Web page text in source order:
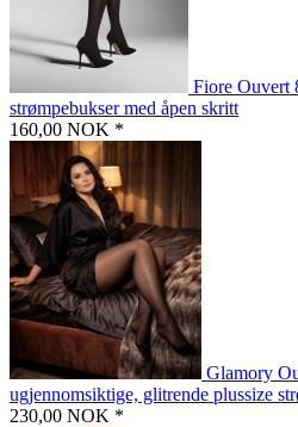
Fiore Ouvert
strømpebukser med åpen skritt
160,00 NOK *
Glamory
ugjennomsiktige, glitrende plussize
230,00 NOK *